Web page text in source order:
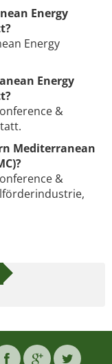
Energy
Energy
Energy
&
Mediterranean
&